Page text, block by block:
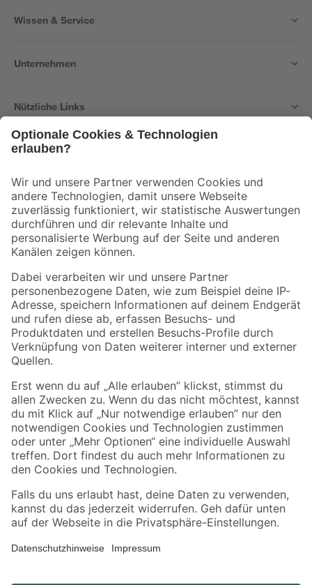
Wissen & Service
Unternehmen
Nützliche Links
Der toom Newsletter: Keine Angebote und Aktionen mehr verpassen!
Zur Newsletter Anmeldung
Folge uns
Zahlungsarten Versandarten
Sicher einkaufen
Jetzt die toom-App herunterladen
Alle Preisangaben in EUR inkl. gesetzl. MwSt.. Die dargestellten Angebote sind unter
Umständen nicht in allen Märkten verfügbar. Die angegebenen Verfügbarkeiten beziehen
Produkte nur solange der Vorrat reicht.
*Paketversand ab 59 € versandkostenfrei, gilt nicht für Artikel mit Speditionsversand, hier